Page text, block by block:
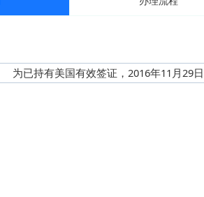
为已持有美国有效签证，2016年11月29